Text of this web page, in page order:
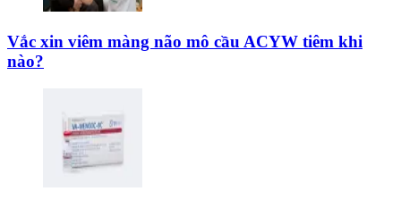
Vắc xin viêm màng não mô cầu ACYW tiêm khi
nào?